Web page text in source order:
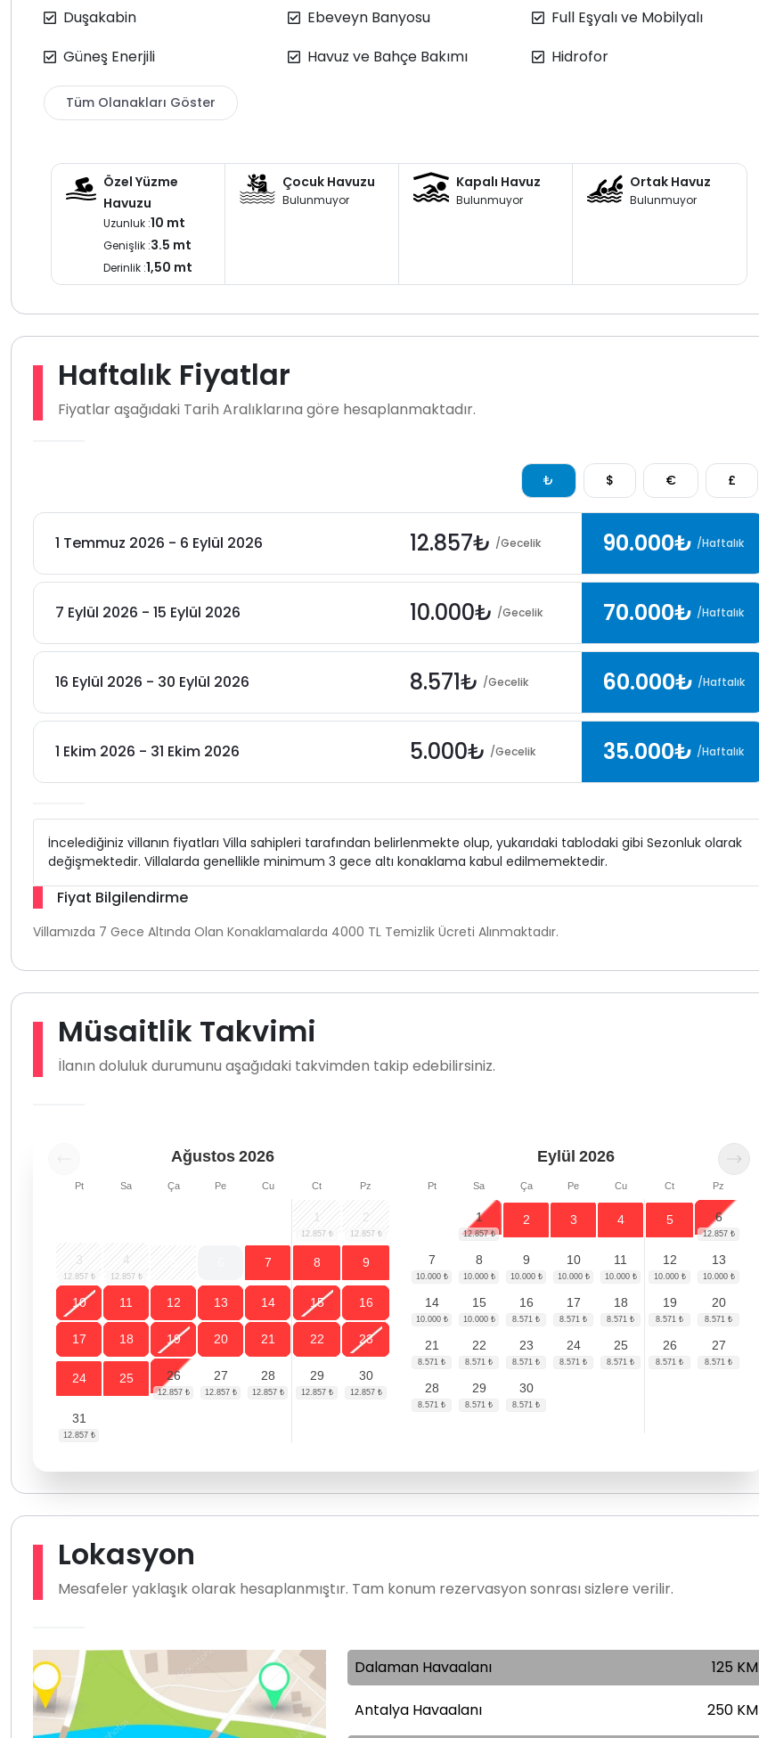
Duşakabin
Ebeveyn Banyosu
Full Eşyalı ve Mobilyalı
Güneş Enerjili
Havuz ve Bahçe Bakımı Hidrofor
Tüm Olanakları Göster
Özel Yüzme
Havuzu
Uzunluk :10 mt
Genişlik :3.5 mt
Derinlik :1,50 mt
Çocuk Havuzu
Bulunmuyor
Kapalı Havuz
Bulunmuyor
Ortak Havuz
Bulunmuyor
Haftalık Fiyatlar
Fiyatlar aşağıdaki Tarih Aralıklarına göre hesaplanmaktadır.
₺ $ € £
1 Temmuz 2026 - 6 Eylül 2026 12.857₺ /Gecelik 90.000₺ /Haftalık
7 Eylül 2026 - 15 Eylül 2026 10.000₺ /Gecelik 70.000₺ /Haftalık
16 Eylül 2026 - 30 Eylül 2026 8.571₺ /Gecelik 60.000₺ /Haftalık
1 Ekim 2026 - 31 Ekim 2026 5.000₺ /Gecelik 35.000₺ /Haftalık
İncelediğiniz villanın fiyatları Villa sahipleri tarafından belirlenmekte olup, yukarıdaki tablodaki gibi Sezonluk olarak
değişmektedir. Villalarda genellikle minimum 3 gece altı konaklama kabul edilmemektedir.
Fiyat Bilgilendirme
Villamızda 7 Gece Altında Olan Konaklamalarda 4000 TL Temizlik Ücreti Alınmaktadır.
Müsaitlik Takvimi
İlanın doluluk durumunu aşağıdaki takvimden takip edebilirsiniz.
Ağustos 2026
Pt Sa Ça Pe Cu Ct Pz
1 2
3 4 7 8 9
10 11 12 13 14 15 16
17 18 19 20 21 22 23
24 25 26 27 28 29 30
31
Eylül 2026
Pt Sa Ça Pe Cu Ct Pz
1 2 3 4 5 6
7 8 9 10 11 12 13
14 15 16 17 18 19 20
21 22 23 24 25 26 27
28 29 30
Lokasyon
Mesafeler yaklaşık olarak hesaplanmıştır. Tam konum rezervasyon sonrası sizlere verilir.
Dalaman Havaalanı 125 KM
Antalya Havaalanı 250 KM